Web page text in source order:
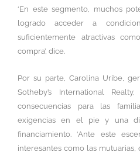
‘En este segmento, muchos
logrado acceder a
suficientemente atractivas
compra’, dice.
Por su parte, Carolina Uribe,
Sotheby’s International
consecuencias para las
exigencias en el pie y una
financiamiento. ‘Ante este
interesantes como las